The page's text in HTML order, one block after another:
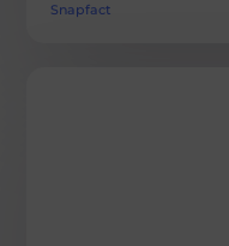
Snapfact